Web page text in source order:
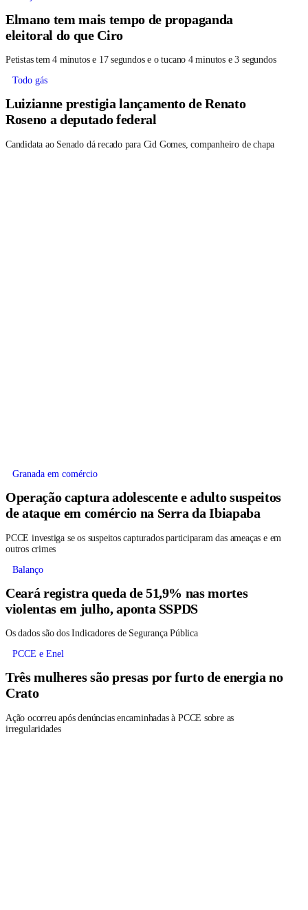
Elmano tem mais tempo de propaganda
eleitoral do que Ciro
Petistas tem 4 minutos e 17 segundos e o tucano 4 minutos e 3 segundos
Todo gás
Luizianne prestigia lançamento de Renato
Roseno a deputado federal
Candidata ao Senado dá recado para Cid Gomes, companheiro de chapa
Granada em comércio
Operação captura adolescente e adulto suspeitos
de ataque em comércio na Serra da Ibiapaba
PCCE investiga se os suspeitos capturados participaram das ameaças e em
outros crimes
Balanço
Ceará registra queda de 51,9% nas mortes
violentas em julho, aponta SSPDS
Os dados são dos Indicadores de Segurança Pública
PCCE e Enel
Três mulheres são presas por furto de energia no
Crato
Ação ocorreu após denúncias encaminhadas à PCCE sobre as
irregularidades